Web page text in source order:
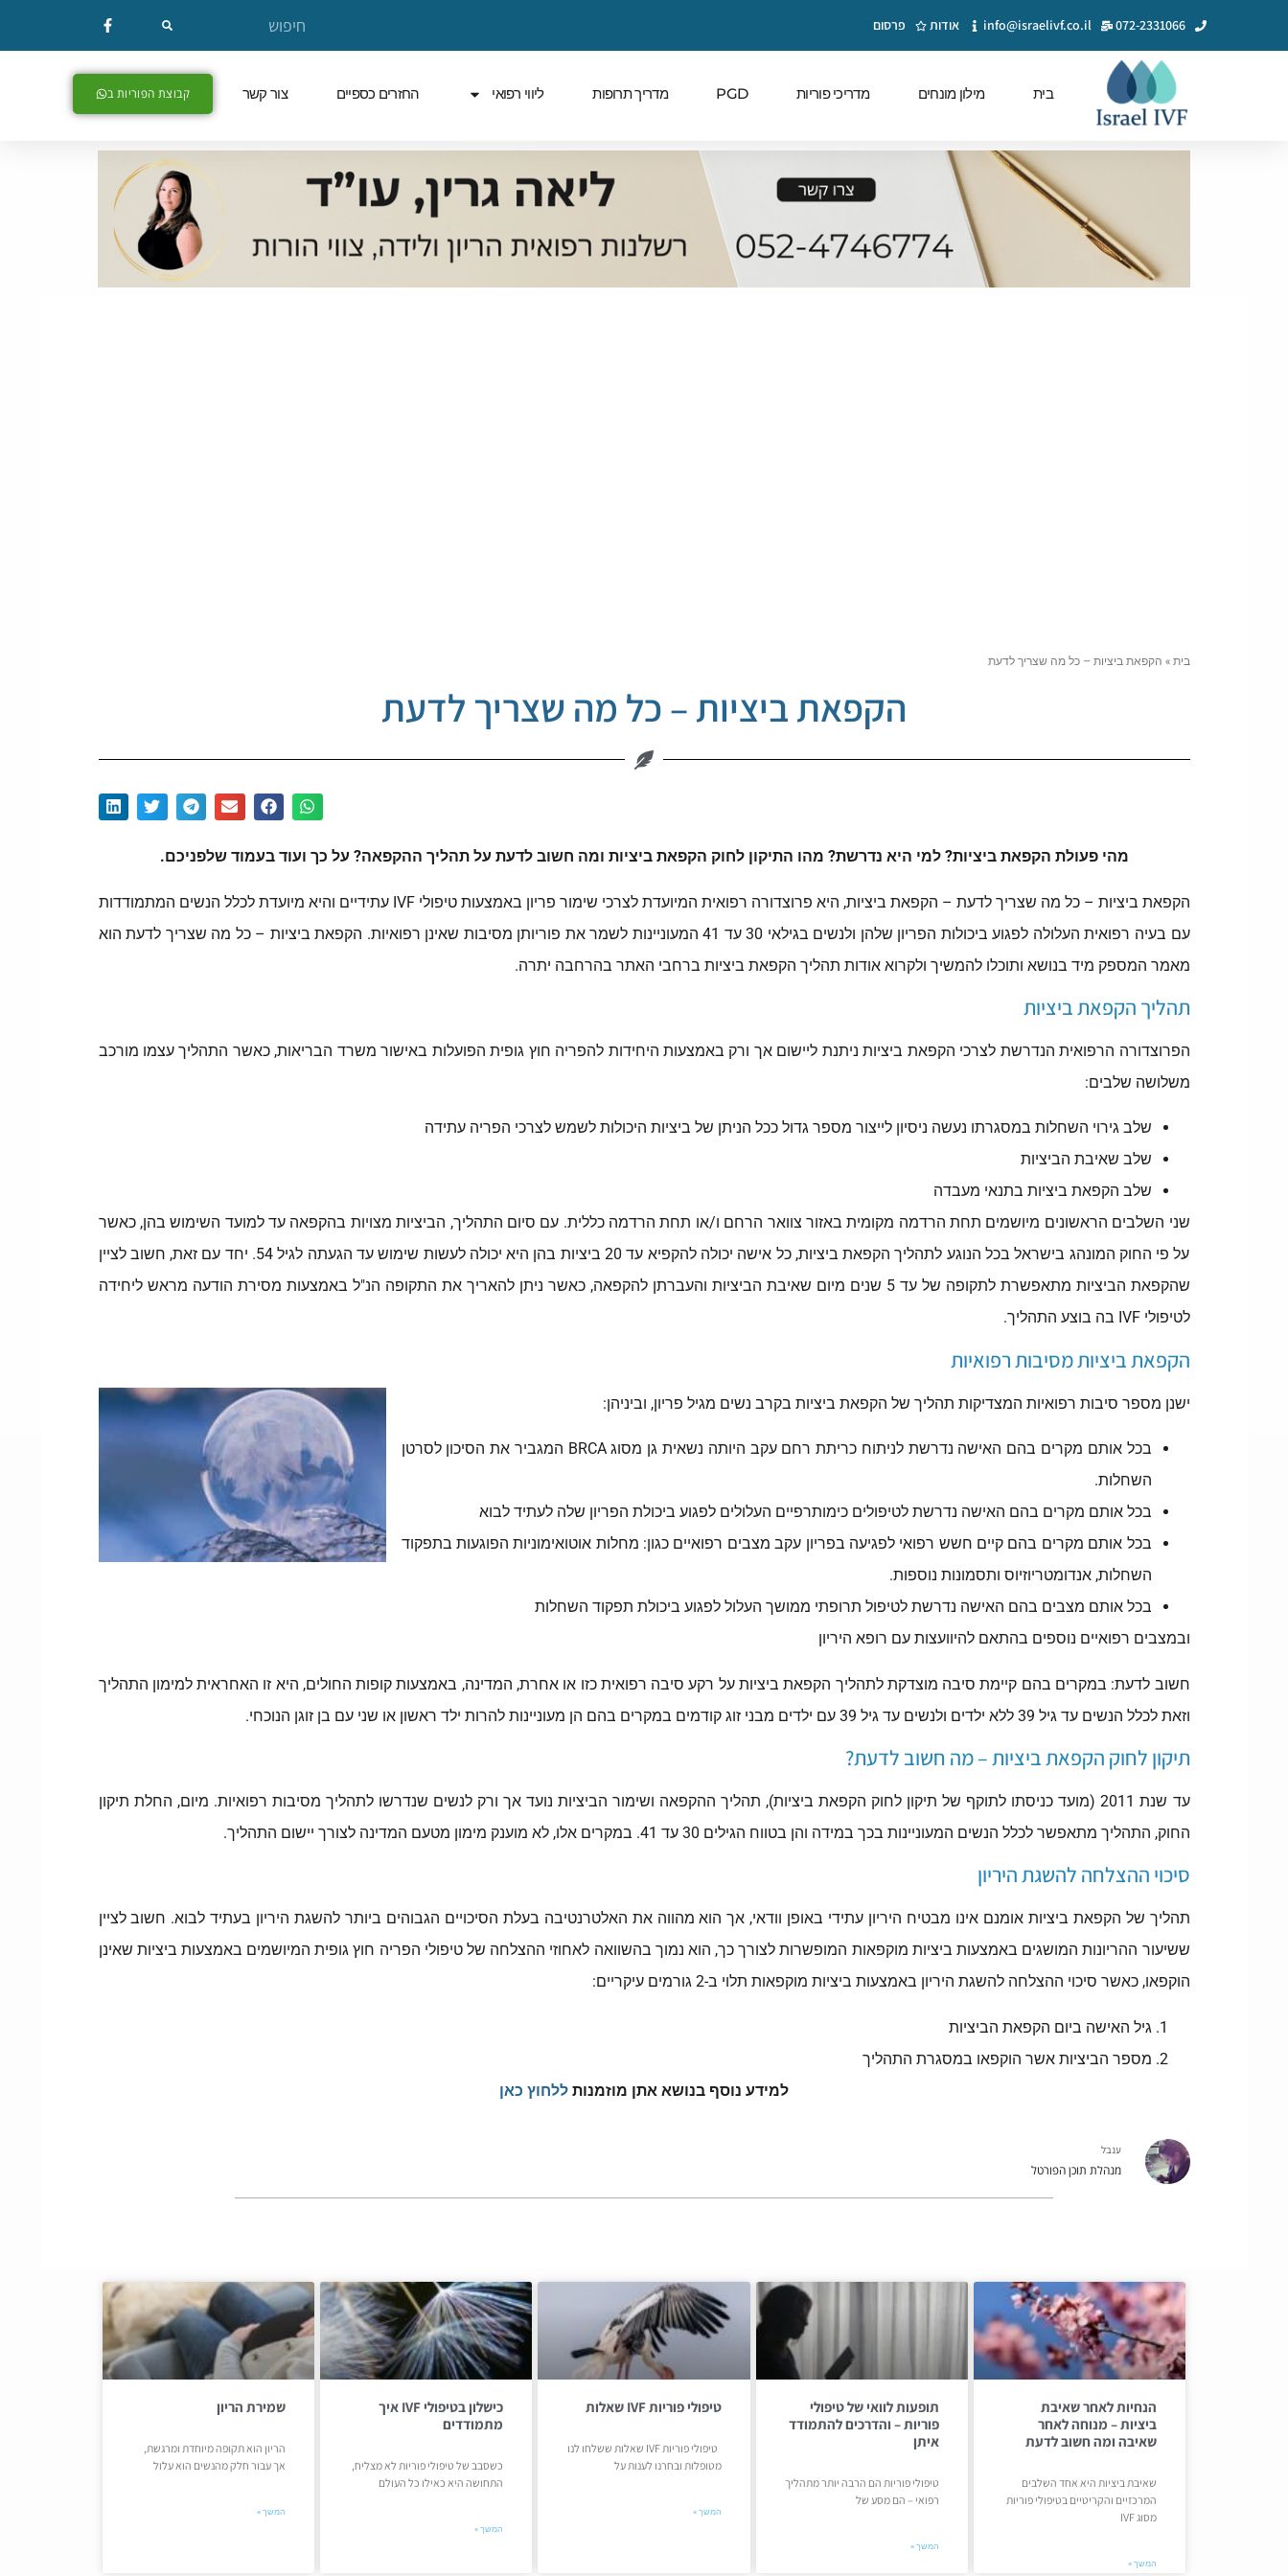
072-2331066
info@israelivf.co.il אודות פרסום
בית מילון מונחים מדריכי פוריות PGD מדריך תרופות ליווי רפואי החזרים כספיים צור קשר קבוצת הפוריות ב
בית» הקפאת ביציות – כל מה שצריך לדעת
הקפאת ביציות – כל מה שצריך לדעת
מהי פעולת הקפאת ביציות? למי היא נדרשת? מהו התיקון לחוק הקפאת ביציות ומה חשוב לדעת על תהליך ההקפאה? על כך ועוד בעמוד שלפניכם.
הקפאת ביציות – כל מה שצריך לדעת – הקפאת ביציות, היא פרוצדורה רפואית המיועדת לצרכי שימור פריון באמצעות טיפולי IVF עתידיים והיא מיועדת לכלל הנשים המתמודדות
עם בעיה רפואית העלולה לפגוע ביכולות הפריון שלהן ולנשים בגילאי 30 עד 41 המעוניינות לשמר את פוריותן מסיבות שאינן רפואיות. הקפאת ביציות – כל מה שצריך לדעת הוא
מאמר המספק מיד בנושא ותוכלו להמשיך ולקרוא אודות תהליך הקפאת ביציות ברחבי האתר בהרחבה יתרה.
תהליך הקפאת ביציות
הפרוצדורה הרפואית הנדרשת לצרכי הקפאת ביציות ניתנת ליישום אך ורק באמצעות היחידות להפריה חוץ גופית הפועלות באישור משרד הבריאות, כאשר התהליך עצמו מורכב
משלושה שלבים:
שלב גירוי השחלות במסגרתו נעשה ניסיון לייצור מספר גדול ככל הניתן של ביציות היכולות לשמש לצרכי הפריה עתידה
שלב שאיבת הביציות
שלב הקפאת ביציות בתנאי מעבדה
שני השלבים הראשונים מיושמים תחת הרדמה מקומית באזור צוואר הרחם ו/או תחת הרדמה כללית. עם סיום התהליך, הביציות מצויות בהקפאה עד למועד השימוש בהן, כאשר
על פי החוק המונהג בישראל בכל הנוגע לתהליך הקפאת ביציות, כל אישה יכולה להקפיא עד 20 ביציות בהן היא יכולה לעשות שימוש עד הגעתה לגיל 54. יחד עם זאת, חשוב לציין
שהקפאת הביציות מתאפשרת לתקופה של עד 5 שנים מיום שאיבת הביציות והעברתן להקפאה, כאשר ניתן להאריך את התקופה הנ"ל באמצעות מסירת הודעה מראש ליחידה
לטיפולי IVF בה בוצע התהליך.
הקפאת ביציות מסיבות רפואיות
ישנן מספר סיבות רפואיות המצדיקות תהליך של הקפאת ביציות בקרב נשים מגיל פריון, וביניהן:
בכל אותם מקרים בהם האישה נדרשת לניתוח כריתת רחם עקב היותה נשאית גן מסוג BRCA המגביר את הסיכון לסרטן
השחלות.
בכל אותם מקרים בהם האישה נדרשת לטיפולים כימותרפיים העלולים לפגוע ביכולת הפריון שלה לעתיד לבוא
בכל אותם מקרים בהם קיים חשש רפואי לפגיעה בפריון עקב מצבים רפואיים כגון: מחלות אוטואימוניות הפוגעות בתפקוד
השחלות, אנדומטריוזיוס ותסמונות נוספות.
בכל אותם מצבים בהם האישה נדרשת לטיפול תרופתי ממושך העלול לפגוע ביכולת תפקוד השחלות
ובמצבים רפואיים נוספים בהתאם להיוועצות עם רופא היריון
חשוב לדעת: במקרים בהם קיימת סיבה מוצדקת לתהליך הקפאת ביציות על רקע סיבה רפואית כזו או אחרת, המדינה, באמצעות קופות החולים, היא זו האחראית למימון התהליך
וזאת לכלל הנשים עד גיל 39 ללא ילדים ולנשים עד גיל 39 עם ילדים מבני זוג קודמים במקרים בהם הן מעוניינות להרות ילד ראשון או שני עם בן זוגן הנוכחי.
תיקון לחוק הקפאת ביציות – מה חשוב לדעת?
עד שנת 2011 (מועד כניסתו לתוקף של תיקון לחוק הקפאת ביציות), תהליך ההקפאה ושימור הביציות נועד אך ורק לנשים שנדרשו לתהליך מסיבות רפואיות. מיום, החלת תיקון
החוק, התהליך מתאפשר לכלל הנשים המעוניינות בכך במידה והן בטווח הגילים 30 עד 41. במקרים אלו, לא מוענק מימון מטעם המדינה לצורך יישום התהליך.
סיכוי ההצלחה להשגת היריון
תהליך של הקפאת ביציות אומנם אינו מבטיח היריון עתידי באופן וודאי, אך הוא מהווה את האלטרנטיבה בעלת הסיכויים הגבוהים ביותר להשגת היריון בעתיד לבוא. חשוב לציין
ששיעור ההריונות המושגים באמצעות ביציות מוקפאות המופשרות לצורך כך, הוא נמוך בהשוואה לאחוזי ההצלחה של טיפולי הפריה חוץ גופית המיושמים באמצעות ביציות שאינן
הוקפאו, כאשר סיכוי ההצלחה להשגת היריון באמצעות ביציות מוקפאות תלוי ב-2 גורמים עיקריים:
גיל האישה ביום הקפאת הביציות
מספר הביציות אשר הוקפאו במסגרת התהליך
למידע נוסף בנושא אתן מוזמנות ללחוץ כאן
ענבל
מנהלת תוכן הפורטל
הנחיות לאחר שאיבת
ביציות – מנוחה לאחר
שאיבה ומה חשוב לדעת
שאיבת ביציות היא אחד השלבים
המרכזיים והקריטיים בטיפולי פוריות
מסוג IVF
המשך »
תופעות לוואי של טיפולי
פוריות – והדרכים להתמודד
איתן
טיפולי פוריות הם הרבה יותר מתהליך
רפואי – הם מסע של
המשך »
טיפולי פוריות IVF שאלות
טיפולי פוריות IVF שאלות ששלחו לנו
מטופלות ובחרנו לענות על
המשך »
כישלון בטיפולי IVF איך
מתמודדים
כשסבב של טיפולי פוריות לא מצליח,
התחושה היא כאילו כל העולם
המשך »
שמירת הריון
הריון הוא תקופה מיוחדת ומרגשת,
אך עבור חלק מהנשים הוא עלול
המשך »